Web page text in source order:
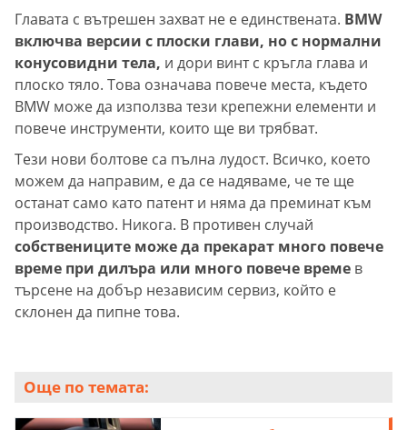
Главата с вътрешен захват не е единствената. BMW
включва версии с плоски глави, но с нормални
конусовидни тела, и дори винт с кръгла глава и
плоско тяло. Това означава повече места, където
BMW може да използва тези крепежни елементи и
повече инструменти, които ще ви трябват.
Тези нови болтове са пълна лудост. Всичко, което
можем да направим, е да се надяваме, че те ще
останат само като патент и няма да преминат към
производство. Никога. В противен случай
собствениците може да прекарат много повече
време при дилъра или много повече време в
търсене на добър независим сервиз, който е
склонен да пипне това.
Още по темата: